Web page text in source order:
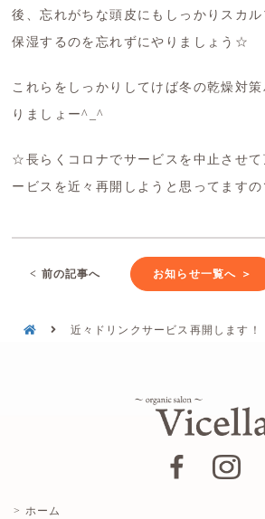
後、忘れがちな頭皮にもしっかりスカ
保湿するのを忘れずにやりましょう☆
これらをしっかりしてけば冬の乾燥対
りましょー^_^
☆長らくコロナでサービスを中止させ
ービスを近々再開しようと思ってます
< 前の記事へ お知らせ一覧へ ＞
近々ドリンクサービス再開します！
> ホーム